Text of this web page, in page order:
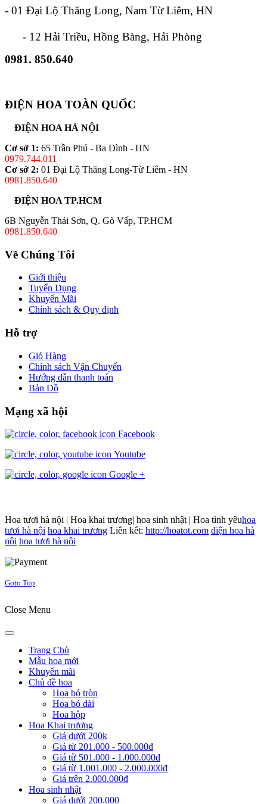
- 01 Đại Lộ Thăng Long, Nam Từ Liêm, HN
- 12 Hải Triều, Hồng Bàng, Hải Phòng
0981. 850.640
ĐIỆN HOA TOÀN QUỐC
ĐIỆN HOA HÀ NỘI
Cơ sở 1: 65 Trần Phú - Ba Đình - HN
0979.744.011
Cơ sở 2: 01 Đại Lộ Thăng Long-Từ Liêm - HN
0981.850.640
ĐIỆN HOA TP.HCM
6B Nguyễn Thái Sơn, Q. Gò Vấp, TP.HCM
0981.850.640
Về Chúng Tôi
Giới thiệu
Tuyển Dụng
Khuyến Mãi
Chính sách & Quy định
Hỗ trợ
Giỏ Hàng
Chính sách Vận Chuyển
Hướng dẫn thanh toán
Bản Đồ
Mạng xã hội
Facebook
Youtube
Google +
Hoa tươi hà nội | Hoa khai trương| hoa sinh nhật | Hoa tình yêuhoa
tươi hà nội hoa khai trương Liên kết: http://hoatot.com điện hoa hà
nội hoa tươi hà nội
Goto Top
Close Menu
Trang Chủ
Mẫu hoa mới
Khuyến mãi
Chủ đề hoa
Hoa bó tròn
Hoa bó dài
Hoa hộp
Hoa Khai trương
Giá dưới 200k
Giá từ 201.000 - 500.000đ
Giá từ 501.000 - 1.000.000đ
Giá từ 1.001.000 - 2.000.000đ
Giá trên 2.000.000đ
Hoa sinh nhật
Giá dưới 200.000